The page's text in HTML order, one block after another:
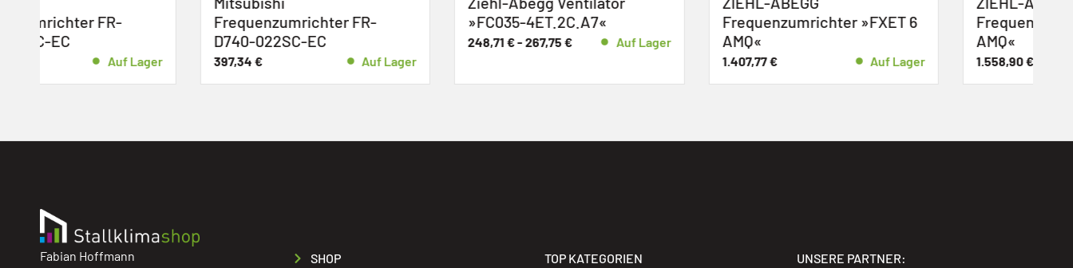
Frequenzumrichter FR-
D740-022SC-EC
397,34€ Auf Lager
»FC035-4ET.2C.A7«
248,71 Auf Lager
Frequenzumrichter »FXET 6
AMQ«
Auf Lager
Frequenzumrichter »FXET 10
1.558,90 € Auf Lager
Fabian Hoffmann
SHOP TOP KATEGORIEN UNSERE PARTNER: